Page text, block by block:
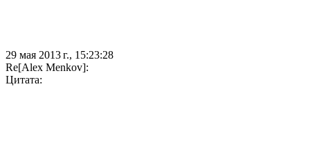
29 мая 2013 г., 15:23:28
Re[Alex Мenkov]:
Цитата: